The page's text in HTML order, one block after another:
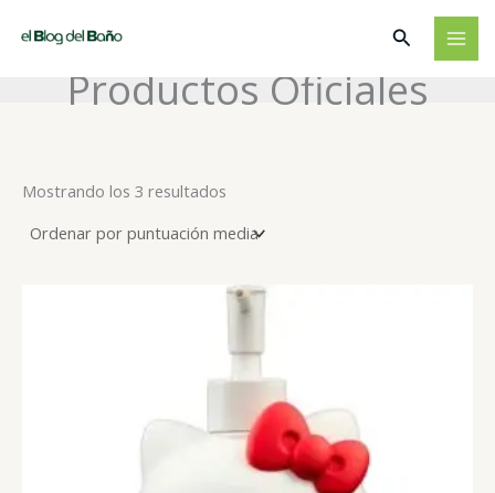
Buscar
Productos Oficiales
Mostrando los 3 resultados
media